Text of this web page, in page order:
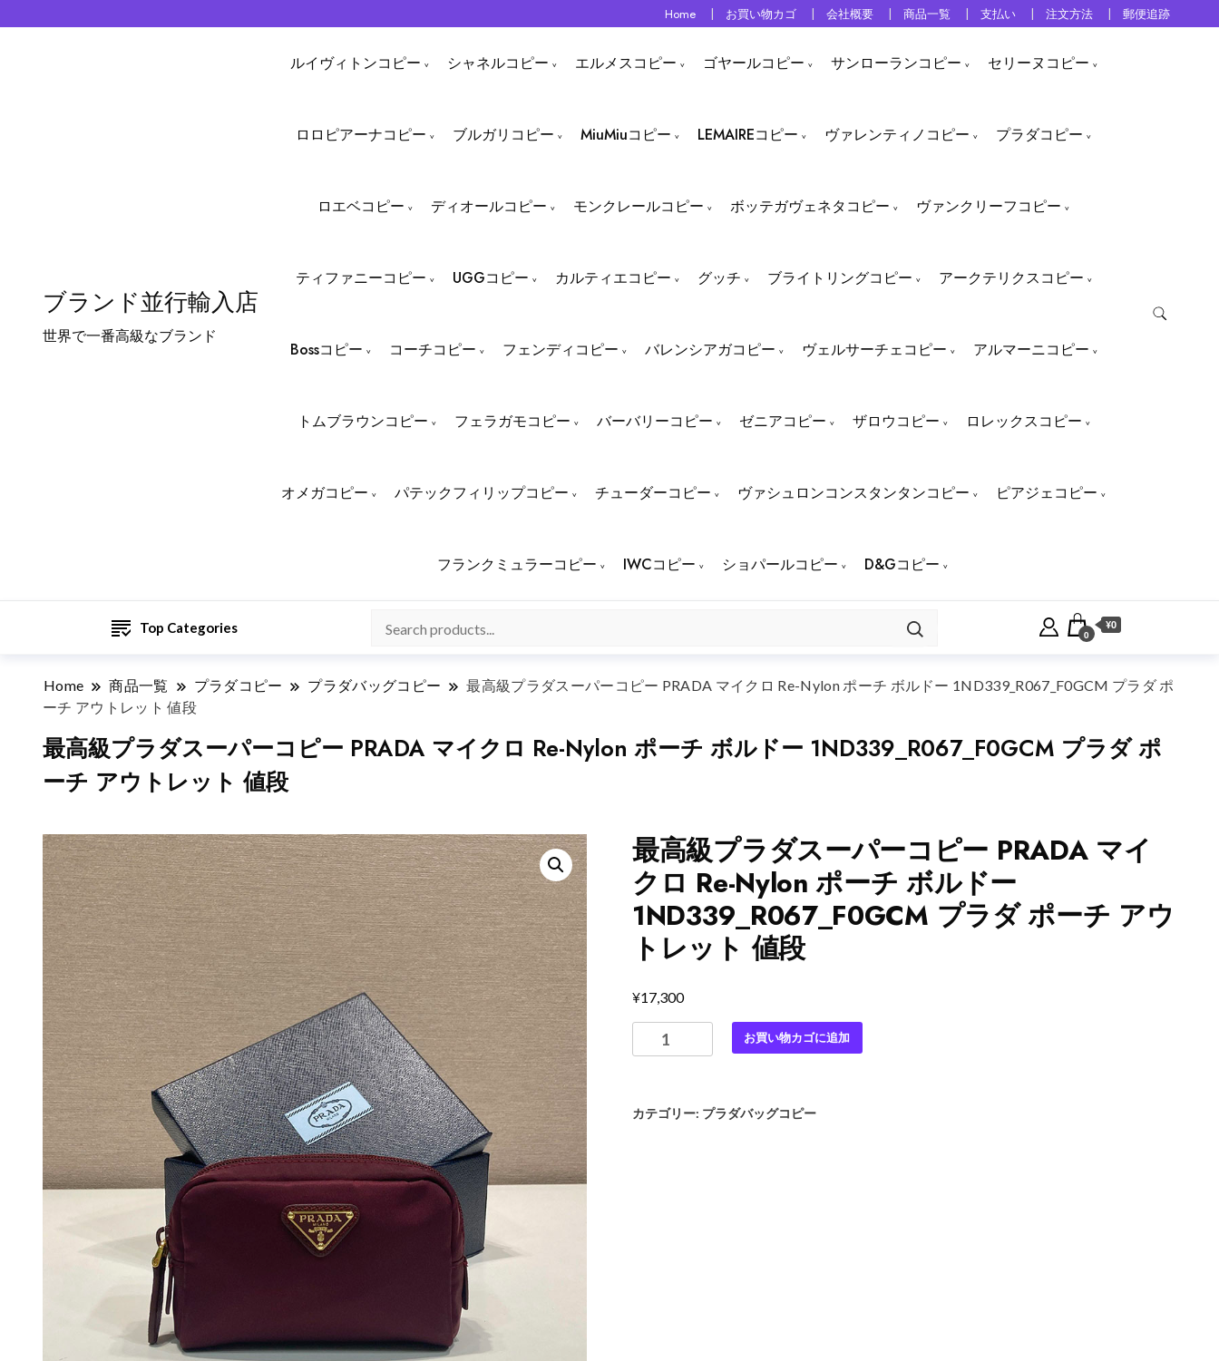
Home お買い物カゴ 会社概要 商品一覧 支払い 注文方法 郵便追跡
ブランド並行輸入店
世界で一番高級なブランド
ルイヴィトンコピー シャネルコピー エルメスコピー ゴヤールコピー サンローランコピー セリーヌコピー
ロロピアーナコピー ブルガリコピー MiuMiuコピー LEMAIREコピー ヴァレンティノコピー プラダコピー
ロエベコピー ディオールコピー モンクレールコピー ボッテガヴェネタコピー ヴァンクリーフコピー
ティファニーコピー UGGコピー カルティエコピー グッチ ブライトリングコピー アークテリクスコピー
Bossコピー コーチコピー フェンディコピー バレンシアガコピー ヴェルサーチェコピー アルマーニコピー
トムブラウンコピー フェラガモコピー バーバリーコピー ゼニアコピー ザロウコピー ロレックスコピー
オメガコピー パテックフィリップコピー チューダーコピー ヴァシュロンコンスタンタンコピー ピアジェコピー
フランクミュラーコピー IWCコピー ショパールコピー D&Gコピー
Top Categories 0
¥0
Home 商品一覧 プラダコピー プラダバッグコピー
最高級プラダスーパーコピー PRADA マイクロ Re-Nylon ポーチ ボルドー 1ND339_R067_F0GCM プラダ ポ
ーチ アウトレット 値段
最高級プラダスーパーコピー PRADA マイクロ Re-Nylon ポーチ ボルドー 1ND339_R067_F0GCM プラダ ポ
ーチ アウトレット 値段
最高級プラダスーパーコピー PRADA マイ
クロ Re-Nylon ポーチ ボルドー
1ND339_R067_F0GCM プラダ ポーチ アウ
トレット 値段
¥17,300
高
ラ
お買い物カゴに追加
カテゴリー: プラダバッグコピー